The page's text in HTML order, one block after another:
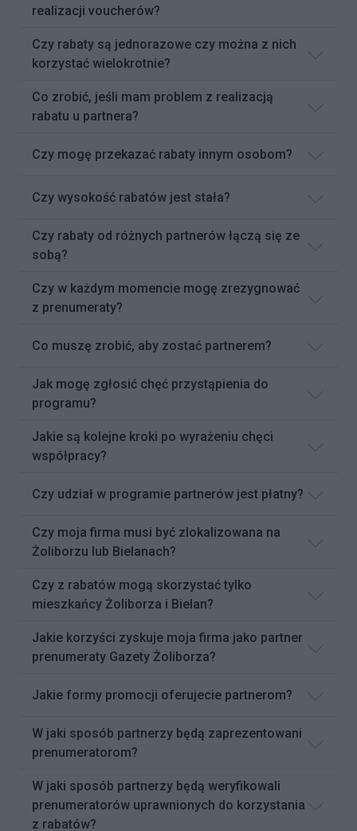
realizacji voucherów?
Czy rabaty są jednorazowe czy można z nich
korzystać wielokrotnie?
Co zrobić, jeśli mam problem z realizacją
rabatu u partnera?
Czy mogę przekazać rabaty innym osobom?
Czy wysokość rabatów jest stała?
Czy rabaty od różnych partnerów łączą się ze
sobą?
Czy w każdym momencie mogę zrezygnować
z prenumeraty?
Co muszę zrobić, aby zostać partnerem?
Jak mogę zgłosić chęć przystąpienia do
programu?
Jakie są kolejne kroki po wyrażeniu chęci
współpracy?
Czy udział w programie partnerów jest płatny?
Czy moja firma musi być zlokalizowana na
Żoliborzu lub Bielanach?
Czy z rabatów mogą skorzystać tylko
mieszkańcy Żoliborza i Bielan?
Jakie korzyści zyskuje moja firma jako partner
prenumeraty Gazety Żoliborza?
Jakie formy promocji oferujecie partnerom?
W jaki sposób partnerzy będą zaprezentowani
prenumeratorom?
W jaki sposób partnerzy będą weryfikowali
prenumeratorów uprawnionych do korzystania
z rabatów?